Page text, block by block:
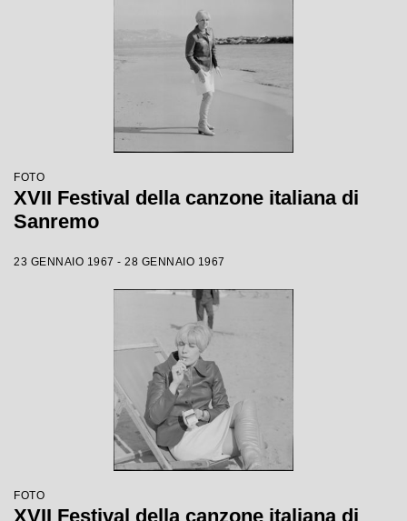
FOTO
XVII Festival della canzone italiana di
Sanremo
23 GENNAIO 1967 - 28 GENNAIO 1967
FOTO
XVII Festival della canzone italiana di